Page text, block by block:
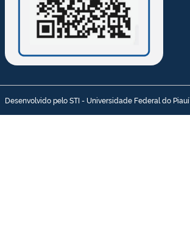
Desenvolvido pelo STI - Universidade Federal do Piauí